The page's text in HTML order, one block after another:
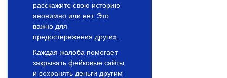
расскажите свою историю
анонимно или нет. Это
важно для
предостережения других.
Каждая жалоба помогает
закрывать фейковые сайты
и сохранять деньги другим